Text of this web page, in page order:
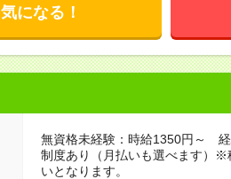
気になる！
無資格未経験：時給1350円～
制度あり（月払いも選べます）※
いとなります。